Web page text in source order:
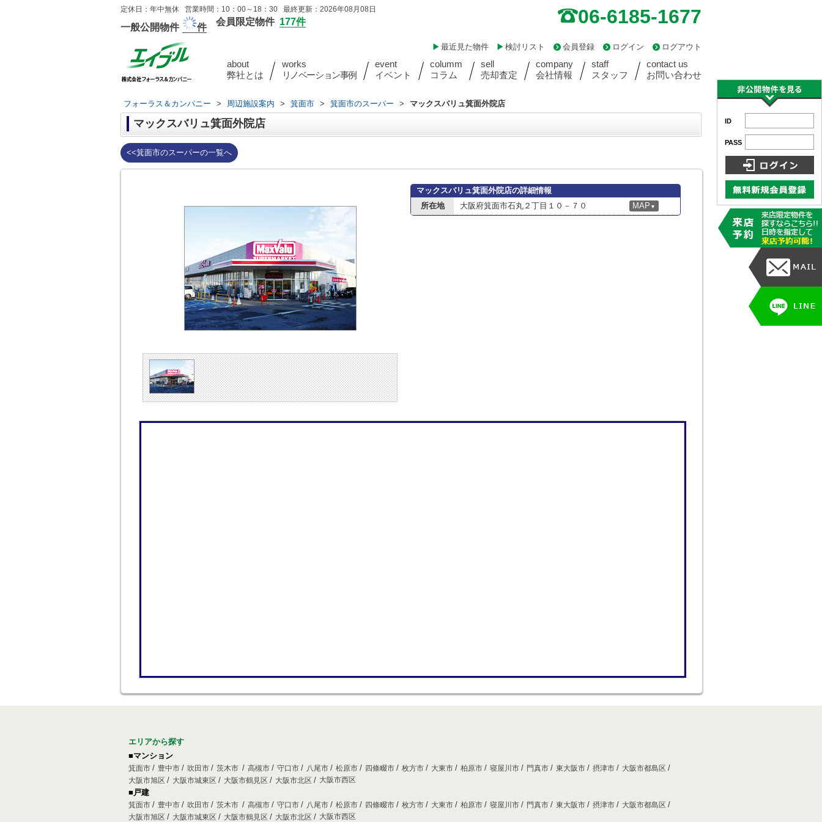
定休日：年中無休 営業時間：10：00～18：30 最終更新：2026年08月08日
一般公開物件 件
会員限定物件 177件 06-6185-1677
ログアウト
ログイン
会員登録
検討リスト
最近見た物件
about
弊社とは
works
リノベーション事例
event
イベント
columm
コラム
sell
売却査定
company
会社情報
staff
スタッフ
contact us
お問い合わせ
フォーラス＆カンパニー > 周辺施設案内 > 箕面市 > 箕面市のスーパー > マックスバリュ箕面外院店
マックスバリュ箕面外院店
<<箕面市のスーパーの一覧へ
マックスバリュ箕面外院店の詳細情報
所在地
大阪府箕面市石丸２丁目１０－７０ MAP ▼
エリアから探す
■マンション
箕面市 豊中市 吹田市 茨木市 高槻市 守口市 八尾市 松原市 四條畷市 枚方市 大東市 柏原市 寝屋川市 門真市 東大阪市 摂津市
大阪市都島区
大阪市旭区
大阪市城東区 大阪市鶴見区 大阪市北区 大阪市西区
■戸建
箕面市 豊中市 吹田市 茨木市 高槻市 守口市 八尾市 松原市 四條畷市 枚方市 大東市 柏原市 寝屋川市 門真市 東大阪市 摂津市
大阪市都島区
大阪市旭区
大阪市城東区 大阪市鶴見区 大阪市北区 大阪市西区
ID
PASS